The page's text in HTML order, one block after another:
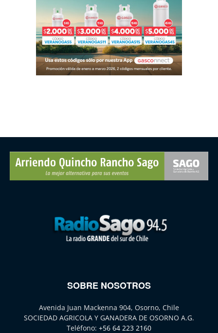
SOBRE NOSOTROS
Avenida Juan Mackenna 904, Osorno, Chile
SOCIEDAD AGRICOLA Y GANADERA DE OSORNO A.G.
Teléfono: +56 64 223 2160